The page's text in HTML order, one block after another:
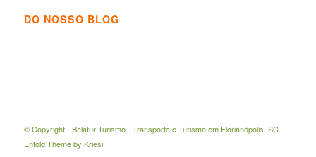
DO NOSSO BLOG
© Copyright - Belatur Turismo - Transporte e Turismo em Florianópolis, SC-
Enfold Theme by Kriesi